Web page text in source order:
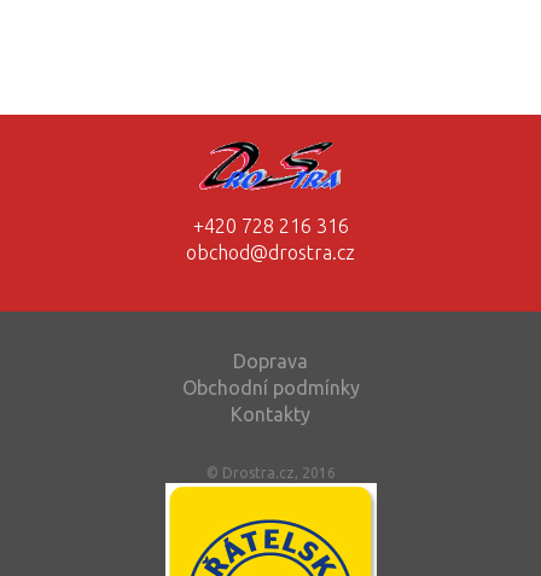
+420 728 216 316
obchod@drostra.cz
Doprava
Obchodní podmínky
Kontakty
© Drostra.cz, 2016